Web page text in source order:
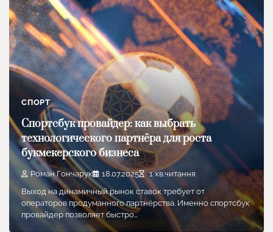
СПОРТ
Спортсбук провайдер: как выбрать
технологического партнёра для роста
букмекерского бизнеса
Роман Гончарук 18.07.2025
1 хв.читання
Выход на динамичный рынок ставок требует от
операторов продуманного партнёрства. Именно спортсбук
провайдер позволяет быстро…